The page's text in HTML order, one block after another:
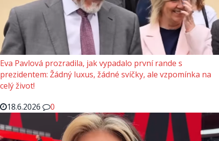
Eva Pavlová prozradila, jak vypadalo první rande s
prezidentem: Žádný luxus, žádné svíčky, ale vzpomínka na
celý život!
18.6.2026
0